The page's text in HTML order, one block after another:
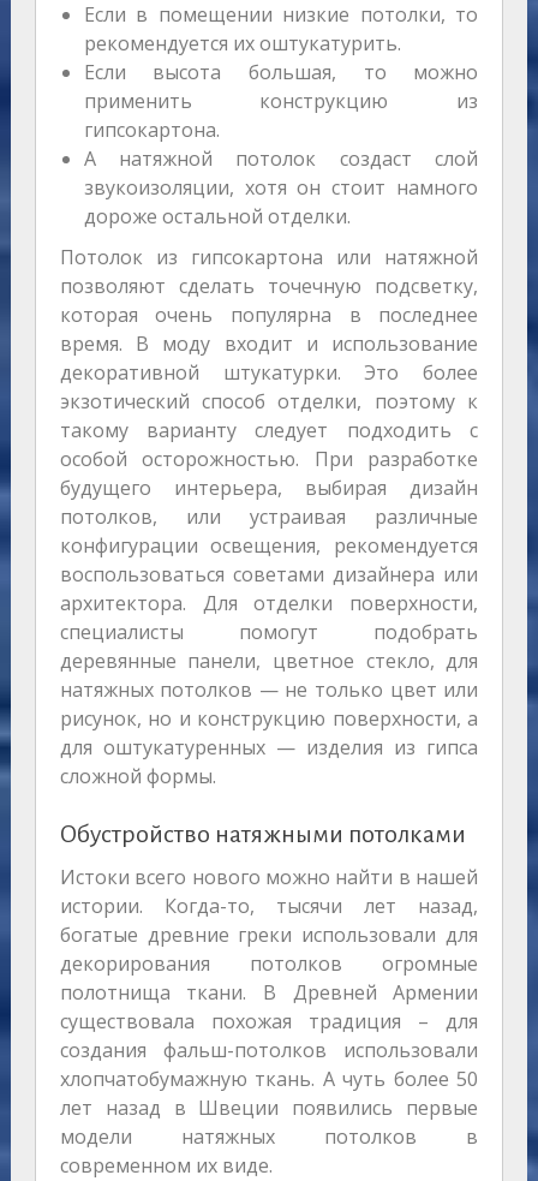
Если в помещении низкие потолки, то
рекомендуется их оштукатурить.
Если высота большая, то можно
применить конструкцию из
гипсокартона.
А натяжной потолок создаст слой
звукоизоляции, хотя он стоит намного
дороже остальной отделки.
Потолок из гипсокартона или натяжной
позволяют сделать точечную подсветку,
которая очень популярна в последнее
время. В моду входит и использование
декоративной штукатурки. Это более
экзотический способ отделки, поэтому к
такому варианту следует подходить с
особой осторожностью. При разработке
будущего интерьера, выбирая дизайн
потолков, или устраивая различные
конфигурации освещения, рекомендуется
воспользоваться советами дизайнера или
архитектора. Для отделки поверхности,
специалисты помогут подобрать
деревянные панели, цветное стекло, для
натяжных потолков — не только цвет или
рисунок, но и конструкцию поверхности, а
для оштукатуренных — изделия из гипса
сложной формы.
Обустройство натяжными потолками
Истоки всего нового можно найти в нашей
истории. Когда-то, тысячи лет назад,
богатые древние греки использовали для
декорирования потолков огромные
полотнища ткани. В Древней Армении
существовала похожая традиция – для
создания фальш-потолков использовали
хлопчатобумажную ткань. А чуть более 50
лет назад в Швеции появились первые
модели натяжных потолков в
современном их виде.